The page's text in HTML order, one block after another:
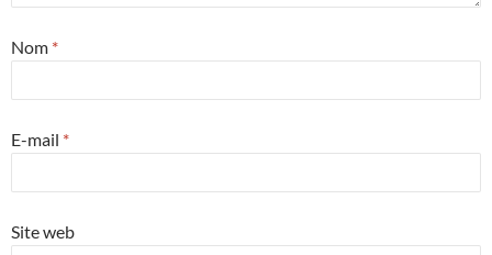
Nom *
E-mail *
Site web